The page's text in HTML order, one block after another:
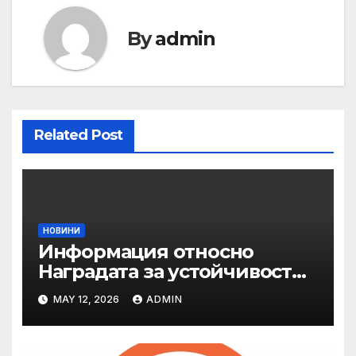
Byadmin
Related Post
НОВИНИ
Информация относно
Наградата за устойчивост
на ОАЕ „Зайед“
MAY 12, 2026 ADMIN